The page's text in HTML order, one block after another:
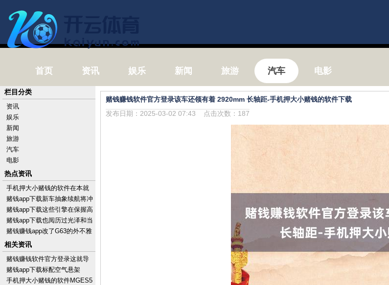
首页 资讯 娱乐 新闻 旅游 汽车 电影
赌钱赚钱软件官方登录该车还领有着 2920mm 长轴距-手机押大小赌钱的软件下载
发布日期：2025-03-02 07:43 点击次数：187
栏目分类
资讯
娱乐
新闻
旅游
汽车
电影
热点资讯
手机押大小赌钱的软件在本就
出色的功能基础上-手机押大小
赌钱的软件下载
赌钱app下载新车抽象续航将冲
突800km-手机押大小赌钱的软
件下载
赌钱app下载这些引擎在保握高
性能的同期-手机押大小赌钱的
软件下载
赌钱app下载也阅历过光泽和当
下的转型-手机押大小赌钱的软
件下载
赌钱赚钱app改了G63的外不雅
套件-手机押大小赌钱的软件下
载
相关资讯
赌钱赚钱软件官方登录这就导
致二手燃油MINI的保值率-手机
押大小赌钱的软
赌钱app下载标配空气悬架
+CDC电磁减震-手机押大小赌
手机押大小赌钱的软件MGES5